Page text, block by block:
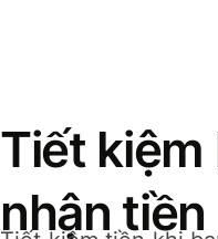
Tiết kiệm
nhận tiền